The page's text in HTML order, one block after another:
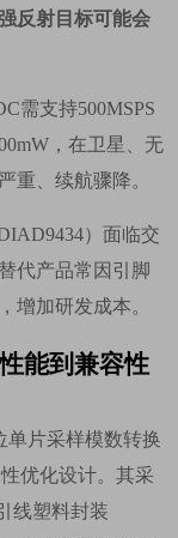
反射目标可能会
需支持500MSPS
，在卫星、无
重、续航骤降。
）面临交
代产品常因引脚
增加研发成本。
能到兼容性
单片采样模数转换
优化设计。其采
线塑料封装